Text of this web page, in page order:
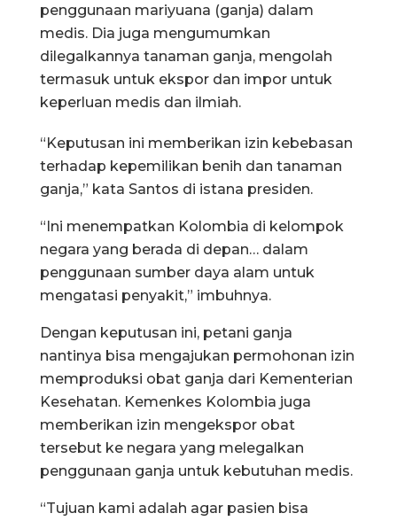
penggunaan mariyuana (ganja) dalam
medis. Dia juga mengumumkan
dilegalkannya tanaman ganja, mengolah
termasuk untuk ekspor dan impor untuk
keperluan medis dan ilmiah.
“Keputusan ini memberikan izin kebebasan
terhadap kepemilikan benih dan tanaman
ganja,” kata Santos di istana presiden.
“Ini menempatkan Kolombia di kelompok
negara yang berada di depan… dalam
penggunaan sumber daya alam untuk
mengatasi penyakit,” imbuhnya.
Dengan keputusan ini, petani ganja
nantinya bisa mengajukan permohonan izin
memproduksi obat ganja dari Kementerian
Kesehatan. Kemenkes Kolombia juga
memberikan izin mengekspor obat
tersebut ke negara yang melegalkan
penggunaan ganja untuk kebutuhan medis.
“Tujuan kami adalah agar pasien bisa